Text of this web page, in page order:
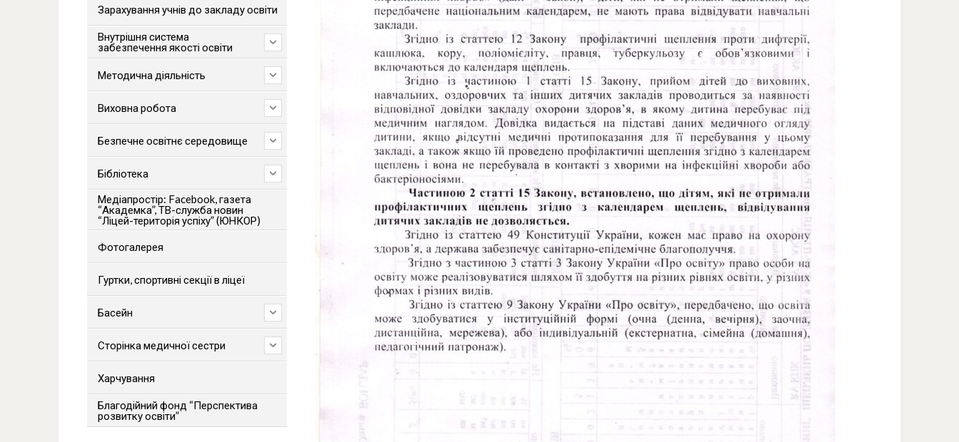
Зарахування учнів до закладу освіти
Внутрішня система
забезпечення якості освіти
Методична діяльність
Виховна робота
Безпечне освітнє середовище
Бібліотека
Медіапростір: Facebook, газета
“Академка”, ТВ-служба новин
“Ліцей-територія успіху” (ЮНКОР)
Фотогалерея
Гуртки, спортивні секції в ліцеї
Басейн
Сторінка медичної сестри
Харчування
Благодійний фонд “Перспектива
розвитку освіти”